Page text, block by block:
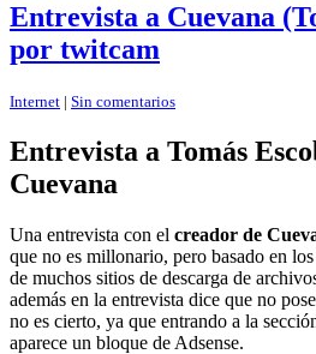
Entrevista a Cuevana
por twitcam
Internet | Sin comentarios
Entrevista a Tomás
Cuevana
Una entrevista con el creador de
que no es millonario, pero basado en
de muchos sitios de descarga de
además en la entrevista dice que no
no es cierto, ya que entrando a la
aparece un bloque de Adsense.